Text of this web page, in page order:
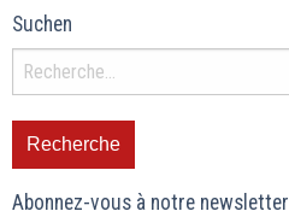
Suchen
Abonnez-vous à notre newsletter